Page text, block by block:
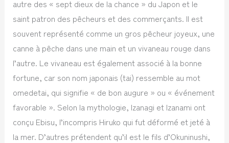
autre des « sept dieux de la chance » du Japon et le
saint patron des pêcheurs et des commerçants. Il est
souvent représenté comme un gros pêcheur joyeux, une
canne à pêche dans une main et un vivaneau rouge dans
l’autre. Le vivaneau est également associé à la bonne
fortune, car son nom japonais (tai) ressemble au mot
omedetai, qui signifie « de bon augure » ou « événement
favorable ». Selon la mythologie, Izanagi et Izanami ont
conçu Ebisu, l’incompris Hiruko qui fut déformé et jeté à
la mer. D’autres prétendent qu’il est le fils d’Okuninushi,